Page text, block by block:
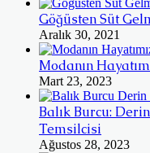
Göğüsten Süt
Aralık 30, 2021
Modanın
Mart 23, 2023
Balık Burcu:
Temsilcisi
Ağustos 28, 2023